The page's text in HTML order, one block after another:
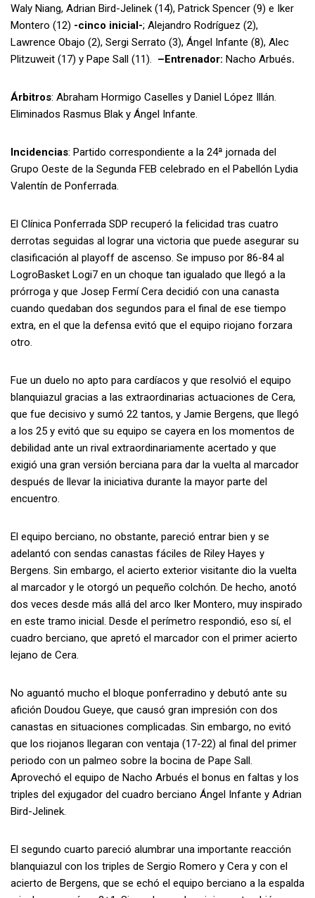
Waly Niang, Adrian Bird-Jelinek (14), Patrick Spencer (9) e Iker
Montero (12) -cinco inicial-; Alejandro Rodríguez (2),
Lawrence Obajo (2), Sergi Serrato (3), Ángel Infante (8), Alec
Plitzuweit (17) y Pape Sall (11). –Entrenador: Nacho Arbués.
Árbitros: Abraham Hormigo Caselles y Daniel López Illán.
Eliminados Rasmus Blak y Ángel Infante.
Incidencias: Partido correspondiente a la 24ª jornada del
Grupo Oeste de la Segunda FEB celebrado en el Pabellón Lydia
Valentín de Ponferrada.
El Clínica Ponferrada SDP recuperó la felicidad tras cuatro
derrotas seguidas al lograr una victoria que puede asegurar su
clasificación al playoff de ascenso. Se impuso por 86-84 al
LogroBasket Logi7 en un choque tan igualado que llegó a la
prórroga y que Josep Fermí Cera decidió con una canasta
cuando quedaban dos segundos para el final de ese tiempo
extra, en el que la defensa evitó que el equipo riojano forzara
otro.
Fue un duelo no apto para cardíacos y que resolvió el equipo
blanquiazul gracias a las extraordinarias actuaciones de Cera,
que fue decisivo y sumó 22 tantos, y Jamie Bergens, que llegó
a los 25 y evitó que su equipo se cayera en los momentos de
debilidad ante un rival extraordinariamente acertado y que
exigió una gran versión berciana para dar la vuelta al marcador
después de llevar la iniciativa durante la mayor parte del
encuentro.
El equipo berciano, no obstante, pareció entrar bien y se
adelantó con sendas canastas fáciles de Riley Hayes y
Bergens. Sin embargo, el acierto exterior visitante dio la vuelta
al marcador y le otorgó un pequeño colchón. De hecho, anotó
dos veces desde más allá del arco Iker Montero, muy inspirado
en este tramo inicial. Desde el perímetro respondió, eso sí, el
cuadro berciano, que apretó el marcador con el primer acierto
lejano de Cera.
No aguantó mucho el bloque ponferradino y debutó ante su
afición Doudou Gueye, que causó gran impresión con dos
canastas en situaciones complicadas. Sin embargo, no evitó
que los riojanos llegaran con ventaja (17-22) al final del primer
periodo con un palmeo sobre la bocina de Pape Sall.
Aprovechó el equipo de Nacho Arbués el bonus en faltas y los
triples del exjugador del cuadro berciano Ángel Infante y Adrian
Bird-Jelinek.
El segundo cuarto pareció alumbrar una importante reacción
blanquiazul con los triples de Sergio Romero y Cera y con el
acierto de Bergens, que se echó el equipo berciano a la espalda